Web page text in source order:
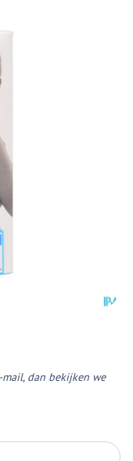
dan bekijken we